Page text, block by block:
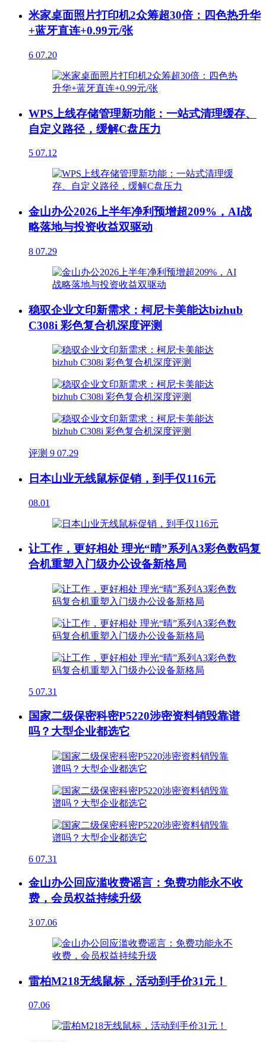
米家桌面照片打印机2众筹超30倍：四色热升华
+蓝牙直连+0.99元/张
6 07.20
WPS上线存储管理新功能：一站式清理缓存、
自定义路径，缓解C盘压力
5 07.12
金山办公2026上半年净利预增超209%，AI战
略落地与投资收益双驱动
8 07.29
稳驭企业文印新需求：柯尼卡美能达bizhub
C308i 彩色复合机深度评测
评测 9 07.29
日本山业无线鼠标促销，到手仅116元
08.01
让工作，更好相处 理光“晴”系列A3彩色数码复
合机重塑入门级办公设备新格局
5 07.31
国家二级保密科密P5220涉密资料销毁靠谱
吗？大型企业都选它
6 07.31
金山办公回应滥收费谣言：免费功能永不收
费，会员权益持续升级
3 07.06
雷柏M218无线鼠标，活动到手价31元！
07.06